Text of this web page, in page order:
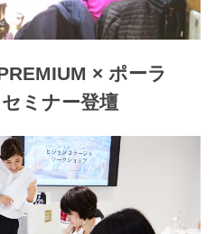
× ポーラ
ミナー登壇